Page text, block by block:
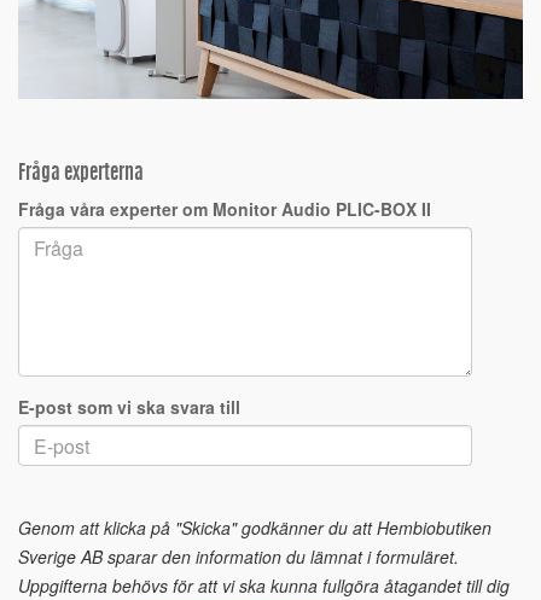
Fråga experterna
Fråga våra experter om Monitor Audio PLIC-BOX II
E-post som vi ska svara till
Genom att klicka på "Skicka" godkänner du att Hembiobutiken
Sverige AB sparar den information du lämnat i formuläret.
Uppgifterna behövs för att vi ska kunna fullgöra åtagandet till dig